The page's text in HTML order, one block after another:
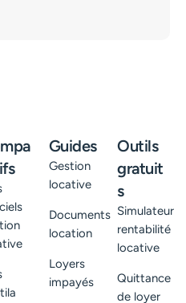
Guides
Gestion
locative
Documents
location
Loyers
impayés
Outils
gratuit
s
Simulateur
rentabilité
locative
Quittance
de loyer